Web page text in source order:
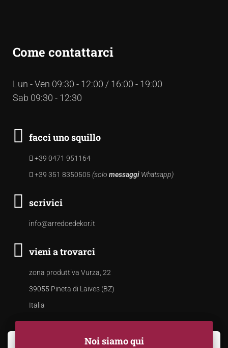
Come contattarci
Lun - Ven 09:30 - 12:00 / 16:00 - 19:00
Sab 09:30 - 12:30
facci uno squillo
+39 0471 951164
+39 351 8350505 (solo messaggi Whatsapp)
scrivici
info@arredoedekor.it
vieni a trovarci
zona produttiva Vurza, 22
39055 Pineta di Laives (BZ)
Italia
Noi siamo qui